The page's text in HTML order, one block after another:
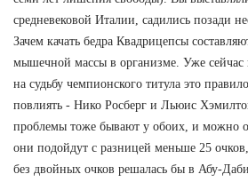
средневековой Италии, садились позади
Зачем качать бедра Квадрицепсы
мышечной массы в организме. Уже сейчас
на судьбу чемпионского титула это
повлиять - Нико Росберг и Льюис
проблемы тоже бывают у обоих, и можно
они подойдут с разницей меньше 25 очков,
без двойных очков решалась бы в Абу-Даби.